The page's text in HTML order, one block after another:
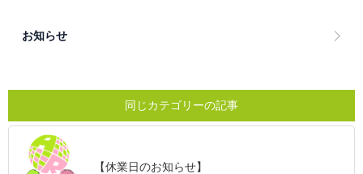
お知らせ
同じカテゴリーの記事
【休業日のお知らせ】